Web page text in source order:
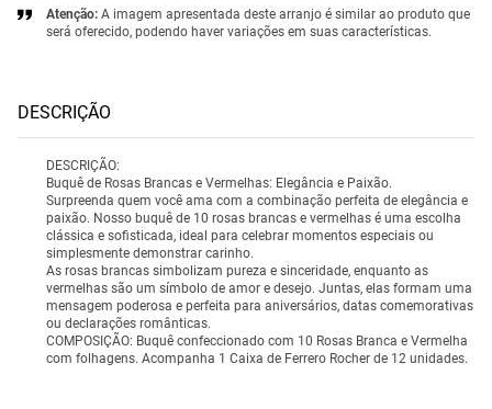
Atenção: A imagem apresentada deste arranjo é similar ao produto que
será oferecido, podendo haver variações em suas características.
DESCRIÇÃO
DESCRIÇÃO:
Buquê de Rosas Brancas e Vermelhas: Elegância e Paixão.
Surpreenda quem você ama com a combinação perfeita de elegância e
paixão. Nosso buquê de 10 rosas brancas e vermelhas é uma escolha
clássica e sofisticada, ideal para celebrar momentos especiais ou
simplesmente demonstrar carinho.
As rosas brancas simbolizam pureza e sinceridade, enquanto as
vermelhas são um símbolo de amor e desejo. Juntas, elas formam uma
mensagem poderosa e perfeita para aniversários, datas comemorativas
ou declarações românticas.
COMPOSIÇÃO: Buquê confeccionado com 10 Rosas Branca e Vermelha
com folhagens. Acompanha 1 Caixa de Ferrero Rocher de 12 unidades.